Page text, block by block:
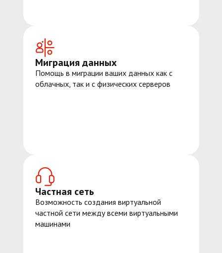
Миграция данных
Помощь в миграции ваших данных как с
облачных, так и с физических серверов
Частная сеть
Возможность создания виртуальной
частной сети между всеми виртуальными
машинами